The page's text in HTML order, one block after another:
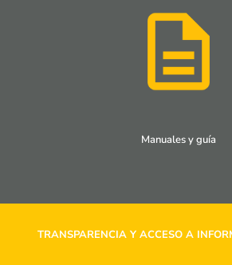
Manuales y guía
TRANSPARENCIA Y ACCESO A